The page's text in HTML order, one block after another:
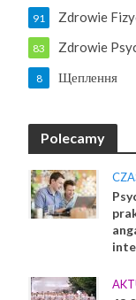
Zdrowie
91
Zdrowie
83
Щеплення
8
Polecamy